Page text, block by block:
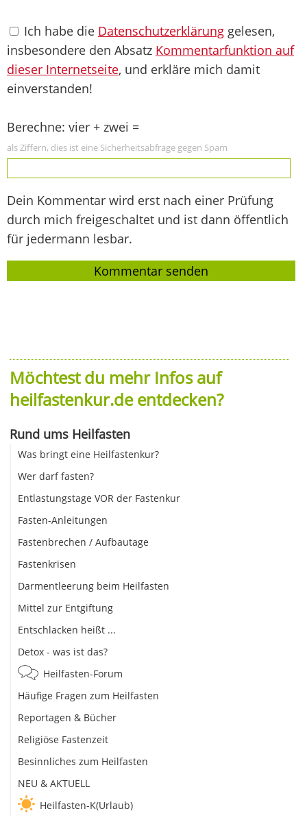
Ich habe die Datenschutzerklärung gelesen,
insbesondere den Absatz Kommentarfunktion auf
dieser Internetseite, und erkläre mich damit
einverstanden!
Berechne: vier + zwei =
als Ziffern, dies ist eine Sicherheitsabfrage gegen Spam
Dein Kommentar wird erst nach einer Prüfung
durch mich freigeschaltet und ist dann öffentlich
für jedermann lesbar.
Möchtest du mehr Infos auf
heilfastenkur.de entdecken?
Rund ums Heilfasten
Was bringt eine Heilfastenkur?
Wer darf fasten?
Entlastungstage VOR der Fastenkur
Fasten-Anleitungen
Fastenbrechen / Aufbautage
Fastenkrisen
Darmentleerung beim Heilfasten
Mittel zur Entgiftung
Entschlacken heißt ...
Detox - was ist das?
Heilfasten-Forum
Häufige Fragen zum Heilfasten
Reportagen & Bücher
Religiöse Fastenzeit
Besinnliches zum Heilfasten
NEU & AKTUELL
Heilfasten-K(Urlaub)